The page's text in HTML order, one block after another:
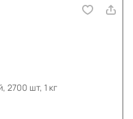
2700 шт, 1 кг